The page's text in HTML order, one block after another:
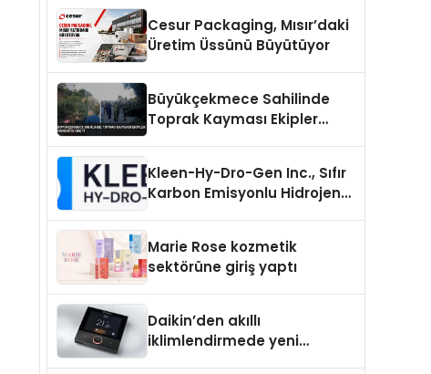
Cesur Packaging, Mısır’daki
Üretim Üssünü Büyütüyor
Büyükçekmece Sahilinde
Toprak Kayması Ekipler
Kleen-Hy-Dro-Gen Inc., Sıfır
Karbon Emisyonlu Hidrojen
Aldı
Marie Rose kozmetik
sektörüne giriş yaptı
Daikin’den akıllı
iklimlendirmede yeni